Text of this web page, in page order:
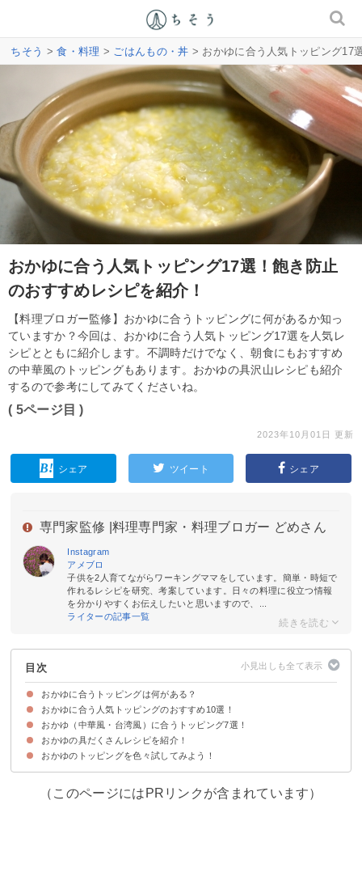
ちそう >食・料理 > ごはんもの・丼 > おかゆに合う人気トッピング17
おかゆに合う人気トッピング17選！飽き防止
のおすすめレシピを紹介！
【料理ブロガー監修】おかゆに合うトッピングに何があるか知っ
ていますか？今回は、おかゆに合う人気トッピング17選を人気レ
シピとともに紹介します。不調時だけでなく、朝食にもおすすめ
の中華風のトッピングもあります。おかゆの具沢山レシピも紹介
するので参考にしてみてくださいね。
( 5ページ目 )
2023年10月01日 更新
シェア ツイート シェア
専門家監修 | 料理専門家・料理ブロガー どめさん
Instagram
アメブロ
子供を2人育てながらワーキングママをしています。簡単・時短で
作れるレシピを研究、考案しています。日々の料理に役立つ情報
を分かりやすくお伝えしたいと思いますので、...
ライターの記事一覧
目次
おかゆに合うトッピングは何がある？
おかゆに合う人気トッピングのおすすめ10選！
①味噌と卵｜卵味噌の優しい味わいのおかゆ
②もずくと卵｜もずくと卵のおかゆ
③出汁餡｜体が温まるあんかけのおかゆ
④しらすと味噌｜しらすの味噌がゆ
⑤水菜と鶏肉｜水菜とチキンのサラダがゆ
⑥じゃがいもとミックスビーンズ｜じゃがいもとミックスビーンズのチャウ
ダーがゆ
⑦もやしとほうれん草とコチュジャン｜ナムルとコチュジャンの韓国風がゆ
⑧生ハム｜生ハムの洋風おかゆ
⑨豚肉｜豚肉のエスニックがゆ
⑩コンテチーズとセロリ｜コンテチーズとセロリのイタリア風おかゆ
おかゆ（中華風・台湾風）に合うトッピング7選！
①牛肉とピータンと油揚げ｜牛肉とピータンのおかゆ
②鶏もも肉｜鶏だしのおかゆ
③干しエビとピータン、ザーサイなど｜トッピングたくさんの中華風おかゆ
④焼き鳥缶とザーサイ、ねぎなど｜焼き鳥缶を使って簡単中華がゆ
⑤茹で豚｜茹で豚の中華粥
⑥しいたけやしめじなどのきのこ｜きのこの中華がゆ
⑦鶏手羽元｜手羽元の本格中華がゆ
おかゆの具だくさんレシピを紹介！
おかゆのトッピングを色々試してみよう！
（このページにはPRリンクが含まれています）